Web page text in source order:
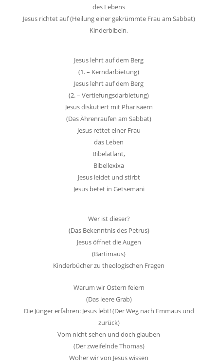
des Lebens
Jesus richtet auf (Heilung einer gekrümmte Frau am Sabbat)
Kinderbibeln,
Jesus lehrt auf dem Berg
(1. – Kerndarbietung)
Jesus lehrt auf dem Berg
(2. – Vertiefungsdarbietung)
Jesus diskutiert mit Pharisäern
(Das Ährenraufen am Sabbat)
Jesus rettet einer Frau
das Leben
Bibelatlant,
Bibellexixa
Jesus leidet und stirbt
Jesus betet in Getsemani
Wer ist dieser?
(Das Bekenntnis des Petrus)
Jesus öffnet die Augen
(Bartimäus)
Kinderbücher zu theologischen Fragen
Warum wir Ostern feiern
(Das leere Grab)
Die Jünger erfahren: Jesus lebt! (Der Weg nach Emmaus und
zurück)
Vom nicht sehen und doch glauben
(Der zweifelnde Thomas)
Woher wir von Jesus wissen